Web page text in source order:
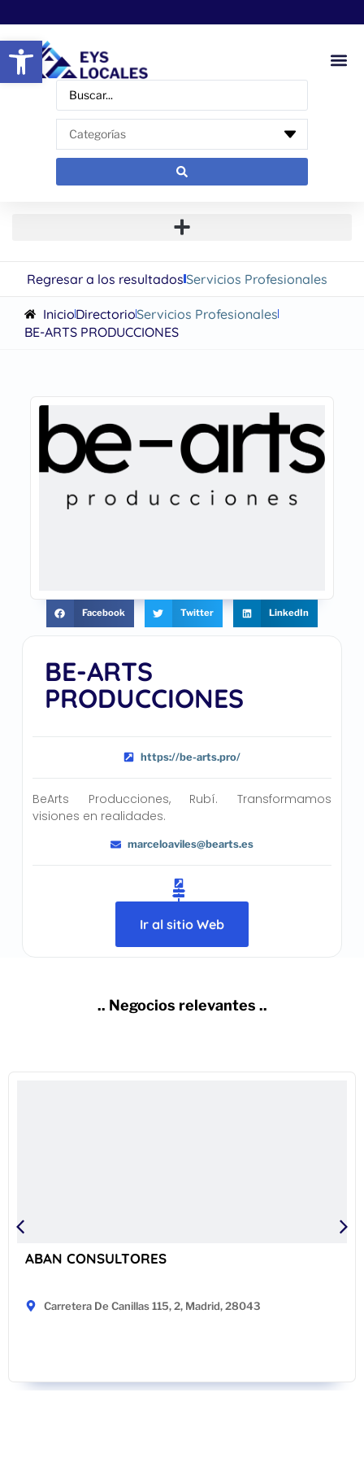
Abrir barra de herramientas
Regresar a los resultadosServicios Profesionales
InicioDirectorioServicios Profesionales
BE-ARTS PRODUCCIONES
BE-ARTS
PRODUCCIONES
https://be-arts.pro/
BeArts Producciones, Rubí. Transformamos
visiones en realidades.
marceloaviles@bearts.es
Ir al sitio Web
Facebook Twitter LinkedIn
.. Negocios relevantes ..
ABAN CONSULTORES
Carretera De Canillas 115, 2, Madrid, 28043